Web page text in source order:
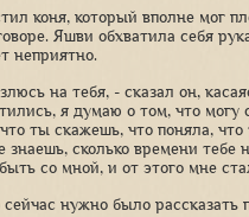
коня, который вполне мог
Яшви обхватила себя
неприятно.
на тебя, - сказал он,
я думаю о том, что
ты скажешь, что поняла,
знаешь, сколько времени
со мной, и от этого мне
нужно было рассказать